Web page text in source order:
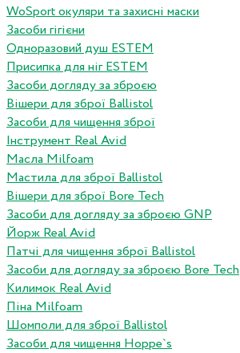
WoSport окуляри та захисні маски
Засоби гігієни
Одноразовий душ ESTEM
Присипка для ніг ESTEM
Засоби догляду за зброєю
Вішери для зброї Ballistol
Засоби для чищення зброї
Інструмент Real Avid
Масла Milfoam
Мастила для зброї Ballistol
Вішери для зброї Bore Tech
Засоби для догляду за зброєю GNP
Йорж Real Avid
Патчі для чищення зброї Ballistol
Засоби для догляду за зброєю Bore Tech
Килимок Real Avid
Піна Milfoam
Шомполи для зброї Ballistol
Засоби для чищення Hoppe`s